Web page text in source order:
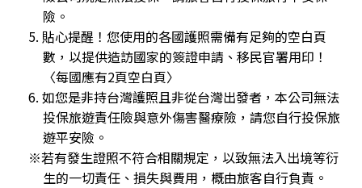
險。
5. 貼心提醒！您使用的各國護照需備有足夠的空白頁
數，以提供造訪國家的簽證申請、移民官署用印！
〈每國應有2頁空白頁〉
6. 如您是非持台灣護照且非從台灣出發者，本公司無法
投保旅遊責任險與意外傷害醫療險，請您自行投保旅
遊平安險。
※若有發生證照不符合相關規定，以致無法入出境等衍
生的一切責任、損失與費用，概由旅客自行負責。